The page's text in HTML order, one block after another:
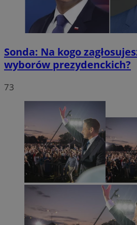
Sonda: Na kogo
wyborów prezydenckich?
73